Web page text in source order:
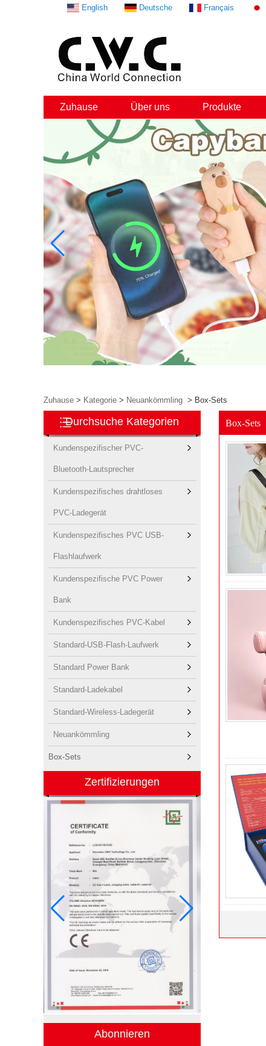
English Deutsche Français
Zuhause Über uns Produkte
Zuhause > Kategorie > Neuankömmling > Box-Sets
Durchsuche Kategorien
Kundenspezifischer PVC-
Bluetooth-Lautsprecher
Kundenspezifisches drahtloses
PVC-Ladegerät
Kundenspezifisches PVC USB-
Flashlaufwerk
Kundenspezifische PVC Power
Bank
Kundenspezifisches PVC-Kabel
Standard-USB-Flash-Laufwerk
Standard Power Bank
Standard-Ladekabel
Standard-Wireless-Ladegerät
Neuankömmling
Box-Sets
Zertifizierungen
Abonnieren
Box-Sets